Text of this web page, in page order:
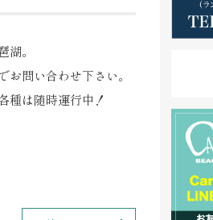
。
お問い合わせ下さい。
種は随時運行中！